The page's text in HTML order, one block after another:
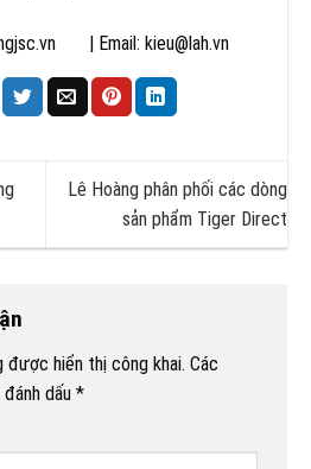
| Email: kieu@lah.vn
Lê Hoàng phân phối các dòng
sản phẩm Tiger Direct
được hiển thị công khai. Các
dấu *